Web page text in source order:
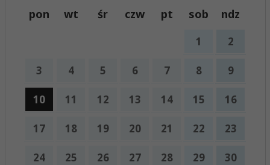
pon
wt śr czw pt sob ndz
1 2
3 4 5 6 7 8 9
10 11 12 13 14 15 16
17 18 19 20 21 22 23
24 25 26 27 28 29 30